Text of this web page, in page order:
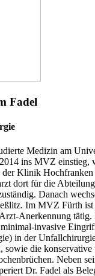
Fadel
Medizin am
ins MVZ einstieg,
der Klinik
dort für die
Danach
Im MVZ Fürth ist
Anerkennung tätig.
minimal-invasive
in der
sowie die konservative
Neben
Dr. Fadel als